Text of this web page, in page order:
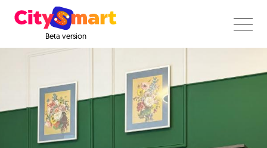
Beta version